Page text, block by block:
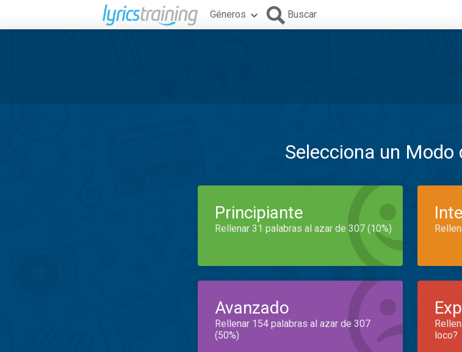
Géneros Buscar
Selecciona un Modo
Principiante
Rellenar 31 palabras al azar de 307 (10%)
Avanzado
Rellenar 154 palabras al azar de 307
(50%)
loco?